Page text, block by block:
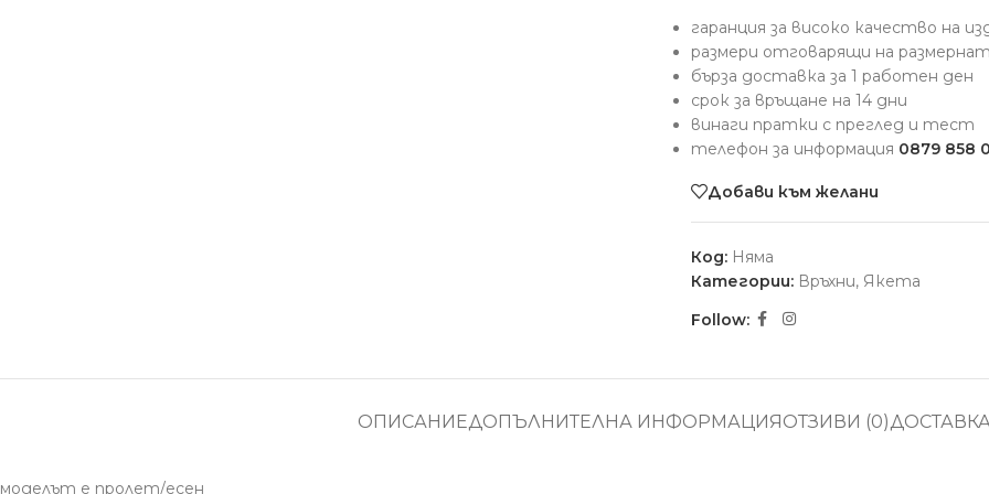
гаранция за високо качество на
размери отговарящи на
бърза доставка за 1 работен ден
срок за връщане на 14 дни
винаги пратки с преглед и тест
телефон за информация 0879 858
Добави към желани
Код: Няма
Категории: Връхни, Якета
Follow:
ОПИСАНИЕДОПЪЛНИТЕЛНА ИНФОРМАЦИЯОТЗИВИ (0)
моделът е пролет/есен